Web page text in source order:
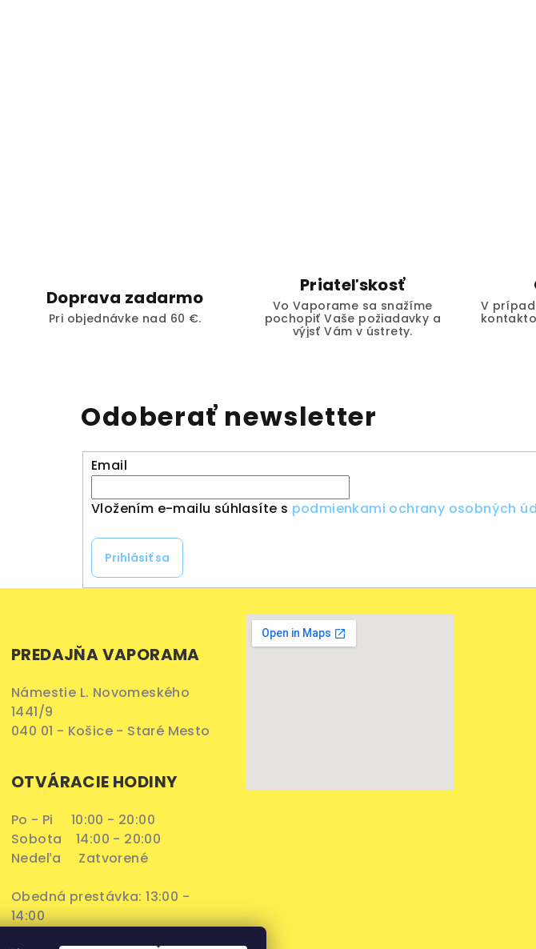
Doprava zadarmo
Pri objednávke nad 60 €.
Priateľskosť
Vo Vaporame sa snažíme
pochopiť Vaše požiadavky a
výjsť Vám v ústrety.
V
Odoberať newsletter
Email
Vložením e-mailu súhlasíte s podmienkami ochrany osobných
Prihlásiť sa
PREDAJŇA VAPORAMA
Námestie L. Novomeského
1441/9
040 01 - Košice - Staré Mesto
OTVÁRACIE HODINY
Po - Pi 10:00 - 20:00
Sobota 14:00 - 20:00
Nedeľa Zatvorené
Obedná prestávka: 13:00 -
14:00